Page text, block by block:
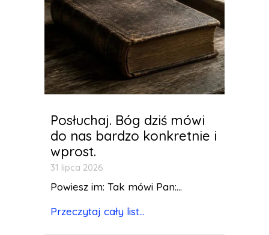
Posłuchaj. Bóg dziś mówi
do nas bardzo konkretnie i
wprost.
31 lipca 2026
Powiesz im: Tak mówi Pan:...
Przeczytaj cały list...